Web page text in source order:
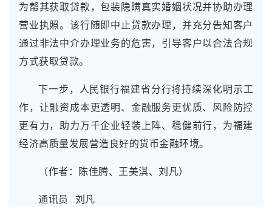
为帮其获取贷款，包装隐瞒真实婚姻状况并协助办理
营业执照。该行随即中止贷款办理，并充分告知客户
通过非法中介办理业务的危害，引导客户以合法合规
方式获取贷款。
下一步，人民银行福建省分行将持续深化明示工
作，让融资成本更透明、金融服务更优质、风险防控
更有力，助力万千企业轻装上阵、稳健前行，为福建
经济高质量发展营造良好的货币金融环境。
（作者：陈佳腾、王美淇、刘凡）
通讯员 刘凡